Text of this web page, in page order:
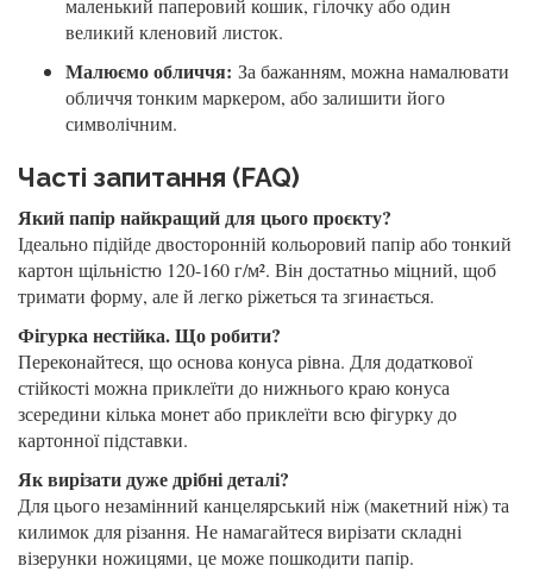
маленький паперовий кошик, гілочку або один
великий кленовий листок.
Малюємо обличчя: За бажанням, можна намалювати
обличчя тонким маркером, або залишити його
символічним.
Часті запитання (FAQ)
Який папір найкращий для цього проєкту?
Ідеально підійде двосторонній кольоровий папір або тонкий
картон щільністю 120-160 г/м². Він достатньо міцний, щоб
тримати форму, але й легко ріжеться та згинається.
Фігурка нестійка. Що робити?
Переконайтеся, що основа конуса рівна. Для додаткової
стійкості можна приклеїти до нижнього краю конуса
зсередини кілька монет або приклеїти всю фігурку до
картонної підставки.
Як вирізати дуже дрібні деталі?
Для цього незамінний канцелярський ніж (макетний ніж) та
килимок для різання. Не намагайтеся вирізати складні
візерунки ножицями, це може пошкодити папір.